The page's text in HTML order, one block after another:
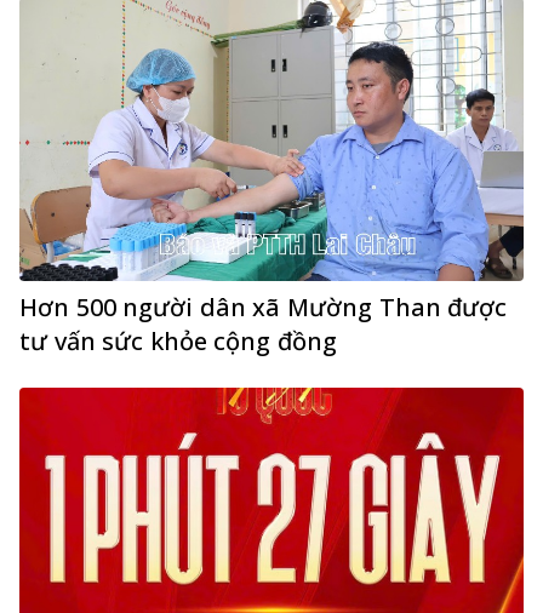
Hơn 500 người dân xã Mường Than được
tư vấn sức khỏe cộng đồng